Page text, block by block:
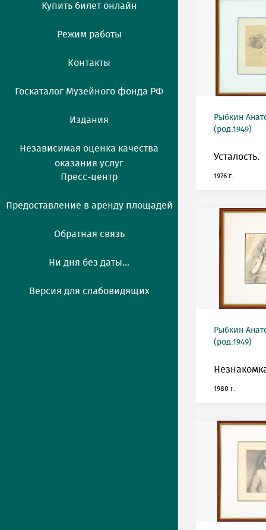
Купить билет онлайн
Режим работы
Контакты
Госкаталог Музейного фонда РФ
Издания
Независимая оценка качества
оказания услуг
Пресс-центр
Предоставление в аренду площадей
Обратная связь
Ни дня без даты...
Версия для слабовидящих
Рыбкин
(род.1949)
Усталость.
1976 г.
Рыбкин
(род.1949)
1980 г.